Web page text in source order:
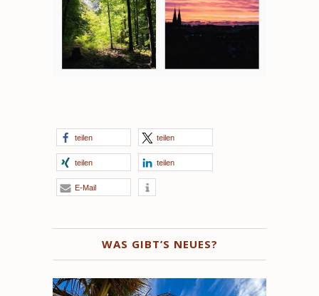
teilen teilen
teilen teilen
E-Mail
WAS GIBT’S NEUES?